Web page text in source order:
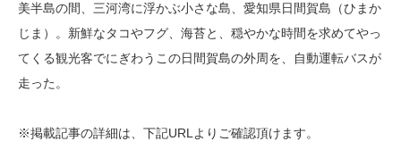
美半島の間、三河湾に浮かぶ小さな島、愛知県日間賀島（ひまか
じま）。新鮮なタコやフグ、海苔と、穏やかな時間を求めてやっ
てくる観光客でにぎわうこの日間賀島の外周を、自動運転バスが
走った。
※掲載記事の詳細は、下記URLよりご確認頂けます。